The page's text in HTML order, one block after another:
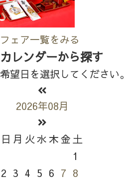
フェア一覧をみる
カレンダーから探す
希望日を選択してください。
2026年08月
日 月 火水 木金 土
1
2 3 4 5 6 7 8